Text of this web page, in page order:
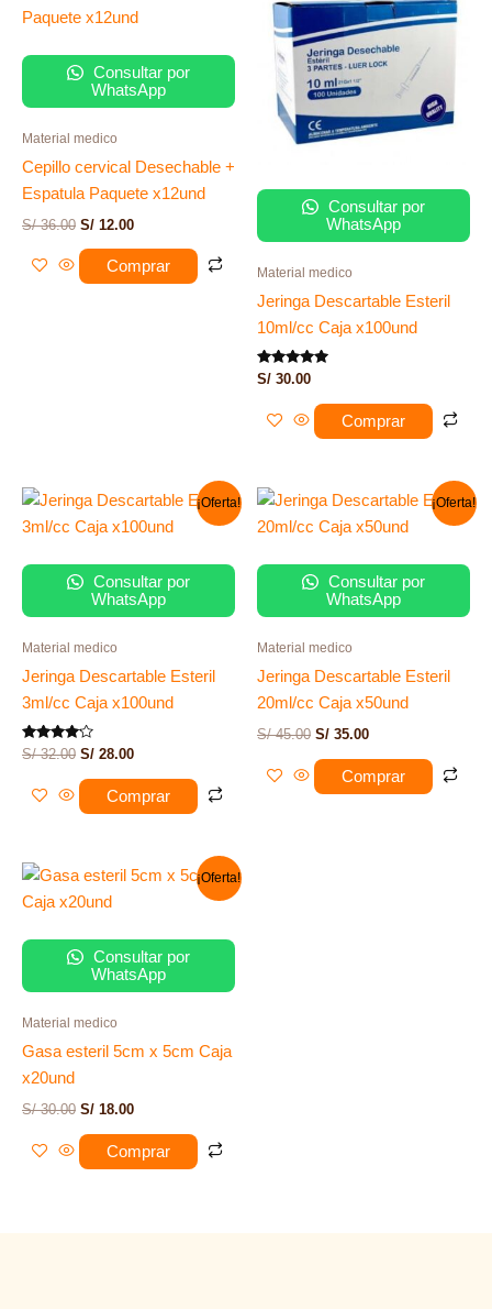
Consultar por
WhatsApp
Material medico
Cepillo cervical Desechable +
Espatula Paquete x12und
S/36.00
era:
S/ 12.00
es:
Comprar
Consultar por
WhatsApp
Material medico
Jeringa Descartable Esteril
10ml/cc Caja x100und
Valorado
de 5
S/ 30.00
Comprar
¡Oferta!
Consultar por
WhatsApp
Material medico
Jeringa Descartable Esteril
3ml/cc Caja x100und
Valorado
de 5
S/32.00
El
precio
original
S/ 28.00
El
actual
Comprar
¡Oferta!
Consultar por
WhatsApp
Material medico
Jeringa Descartable Esteril
20ml/cc Caja x50und
S/45.00
El
precio
original
S/ 35.00
El
actual
Comprar
¡Oferta!
Consultar por
WhatsApp
Material medico
Gasa esteril 5cm x 5cm Caja
x20und
S/30.00
El
original
S/ 18.00
El
Comprar